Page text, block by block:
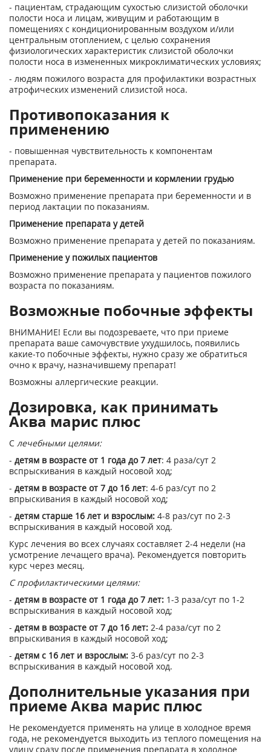
- пациентам, страдающим сухостью слизистой оболочки
полости носа и лицам, живущим и работающим в
помещениях с кондиционированным воздухом и/или
центральным отоплением, с целью сохранения
физиологических характеристик слизистой оболочки
полости носа в измененных микроклиматических условиях;
- людям пожилого возраста для профилактики возрастных
атрофических изменений слизистой носа.
Противопоказания к
применению
- повышенная чувствительность к компонентам
препарата.
Применение при беременности и кормлении грудью
Возможно применение препарата при беременности и в
период лактации по показаниям.
Применение препарата у детей
Возможно применение препарата у детей по показаниям.
Применение у пожилых пациентов
Возможно применение препарата у пациентов пожилого
возраста по показаниям.
Возможные побочные эффекты
ВНИМАНИЕ! Если вы подозреваете, что при приеме
препарата ваше самочувствие ухудшилось, появились
какие-то побочные эффекты, нужно сразу же обратиться
очно к врачу, назначившему препарат!
Возможны аллергические реакции.
Дозировка, как принимать
Аква марис плюс
С лечебными целями:
- детям в возрасте от 1 года до 7 лет: 4 раза/сут 2
вспрыскивания в каждый носовой ход;
- детям в возрасте от 7 до 16 лет: 4-6 раз/сут по 2
впрыскивания в каждый носовой ход;
- детям старше 16 лет и взрослым: 4-8 раз/сут по 2-3
вспрыскивания в каждый носовой ход.
Курс лечения во всех случаях составляет 2-4 недели (на
усмотрение лечащего врача). Рекомендуется повторить
курс через месяц.
С профилактическими целями:
- детям в возрасте от 1 года до 7 лет: 1-3 раза/сут по 1-2
вспрыскивания в каждый носовой ход;
- детям в возрасте от 7 до 16 лет: 2-4 раза/сут по 2
впрыскивания в каждый носовой ход;
- детям с 16 лет и взрослым: 3-6 раз/сут по 2-3
вспрыскивания в каждый носовой ход.
Дополнительные указания при
приеме Аква марис плюс
Не рекомендуется применять на улице в холодное время
года, не рекомендуется выходить из теплого помещения на
улицу сразу после применения препарата в холодное